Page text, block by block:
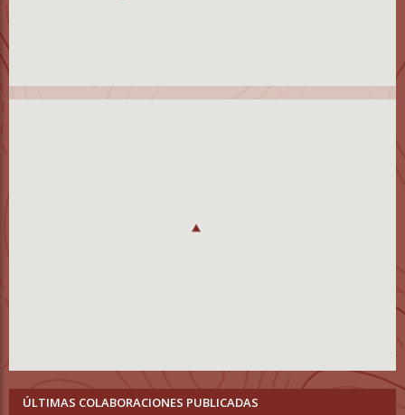
ÚLTIMAS COLABORACIONES PUBLICADAS